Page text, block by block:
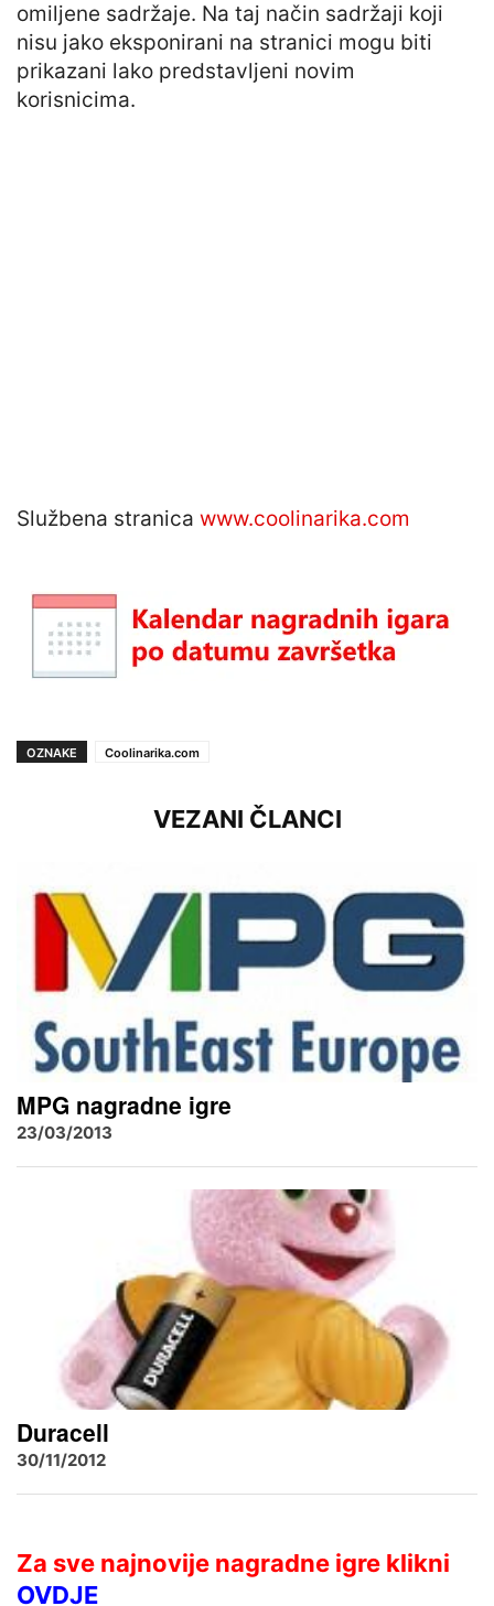
omiljene sadržaje. Na taj način sadržaji koji
nisu jako eksponirani na stranici mogu biti
prikazani lako predstavljeni novim
korisnicima.
Službena stranica www.coolinarika.com
OZNAKE Coolinarika.com
VEZANI ČLANCI
MPG nagradne igre
23/03/2013
Duracell
30/11/2012
Za sve najnovije nagradne igre klikni
OVDJE